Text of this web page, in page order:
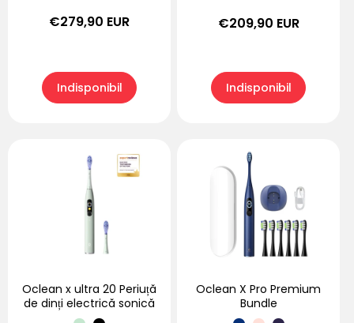
Preț
€279,90 EUR
Indisponibil
Preț
€209,90 EUR
Indisponibil
Oclean x ultra 20 Periuță
de dinți electrică sonică
Oclean X Pro Premium
Bundle